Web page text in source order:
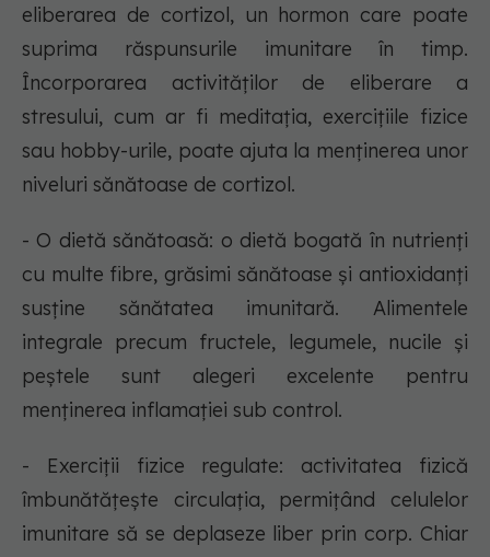
eliberarea de cortizol, un hormon care poate
suprima răspunsurile imunitare în timp.
Încorporarea activităților de eliberare a
stresului, cum ar fi meditația, exercițiile fizice
sau hobby-urile, poate ajuta la menținerea unor
niveluri sănătoase de cortizol.
- O dietă sănătoasă: o dietă bogată în nutrienți
cu multe fibre, grăsimi sănătoase și antioxidanți
susține sănătatea imunitară. Alimentele
integrale precum fructele, legumele, nucile și
peștele sunt alegeri excelente pentru
menținerea inflamației sub control.
- Exerciții fizice regulate: activitatea fizică
îmbunătățește circulația, permițând celulelor
imunitare să se deplaseze liber prin corp. Chiar